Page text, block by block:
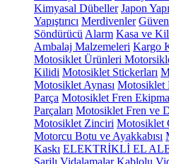
Kimyasal Dübeller Japon
Yapıştırıcı Merdivenler
Söndürücü Alarm Kasa ve
Ambalaj Malzemeleri Kargo
Motosiklet Ürünleri
Kilidi Motosiklet Stickerları
Motosiklet Aynası Motosiklet
Parça Motosiklet Fren
Parçaları Motosiklet Fren ve
Motosiklet Zinciri Motosiklet
Motorcu Botu ve Ayakkabısı
Kaskı ELEKTRİKLİ EL
Şarjlı Vidalamalar Kablolu